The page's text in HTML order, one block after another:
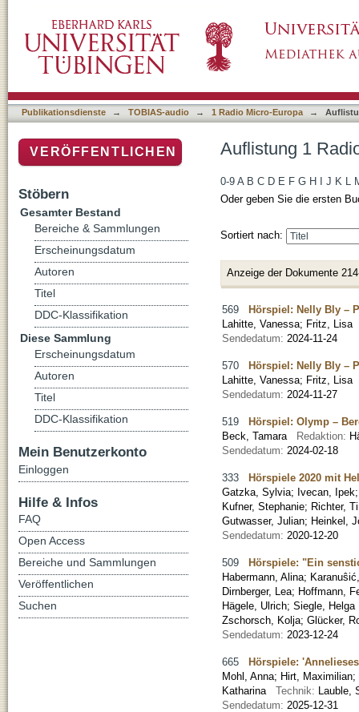
Publikationsdienste → TOBIAS-audio → 1 Radio Micro-Europa →
Auflistung 1
0-9 A B C D E F G H J K L
Oder geben Sie die ersten
Sortiert nach:
Anzeige der Dokumente
569 Hörspiel: Nelly Bly –
Lahitte, Vanessa; Fritz, Lisa
Sendedatum: 2024-11-24
570 Hörspiel: Nelly Bly –
Lahitte, Vanessa; Fritz, Lisa
Sendedatum: 2024-11-27
519 Hörspiel: Olymp –
Beck, Tamara
Redaktion:
Sendedatum: 2024-02-18
333 Hörspiele 2020 mit
Gatzka, Sylvia; Ivecan, Ipek
Kufner, Stephanie; Richter,
Gutwasser, Julian; Heinkel,
Sendedatum: 2020-12-20
509 Hörspiele: "Ein
Habermann, Alina;
Dirnberger, Lea; Hoffmann,
Hägele, Ulrich; Siegle,
Zschorsch, Kolja; Glücker,
Sendedatum: 2023-12-24
665 Hörspiele:
Mohl, Anna; Hirt, Maximilian;
Katharina Technik: Lauble,
Sendedatum: 2025-12-31
VERÖFFENTLICHEN
Stöbern
Gesamter Bestand
Bereiche & Sammlungen
Erscheinungsdatum
Autoren
Titel
DDC-Klassifikation
Diese Sammlung
Erscheinungsdatum
Autoren
Titel
DDC-Klassifikation
Mein Benutzerkonto
Einloggen
Hilfe & Infos
FAQ
Open Access
Bereiche und Sammlungen
Veröffentlichen
Suchen